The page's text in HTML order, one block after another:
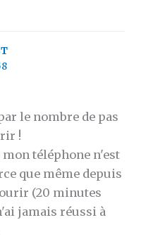
le nombre de pas
!
mon téléphone n'est
que même depuis
(20 minutes
jamais réussi à